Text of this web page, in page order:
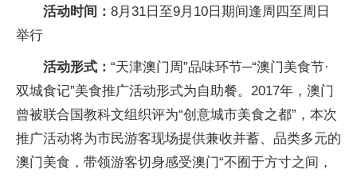
活动时间： 8月31日至9月10日期间逢周四至周日
举行
活动形式： “天津澳门周”品味环节─“澳门美食节·
双城食记”美食推广活动形式为自助餐。2017年，澳门
曾被联合国教科文组织评为“创意城市美食之都”，本次
推广活动将为市民游客现场提供兼收并蓄、品类多元的
澳门美食，带领游客切身感受澳门“不囿于方寸之间，